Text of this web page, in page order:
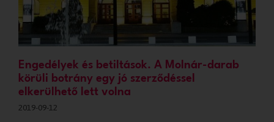
Engedélyek és betiltások. A Molnár-darab
körüli botrány egy jó szerződéssel
elkerülhető lett volna
2019-09-12